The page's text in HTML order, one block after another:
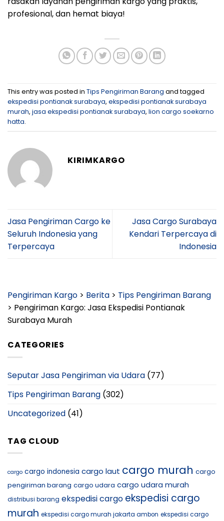
profesional, dan hemat biaya!
This entry was posted in Tips Pengiriman Barang and tagged
ekspedisi pontianak surabaya, ekspedisi pontianak surabaya
murah, jasa ekspedisi pontianak surabaya, lion cargo soekarno
hatta.
KIRIMKARGO
Jasa Pengiriman Cargo ke
Seluruh Indonesia yang
Terpercaya
Jasa Cargo Surabaya
Kendari Terpercaya di
Indonesia
Pengiriman Kargo > Berita > Tips Pengiriman Barang
> Pengiriman Kargo: Jasa Ekspedisi Pontianak
Surabaya Murah
CATEGORIES
Seputar Jasa Pengiriman via Udara (77)
Tips Pengiriman Barang (302)
Uncategorized (41)
TAG CLOUD
cargo cargo indonesia cargo laut cargo murah cargo
pengiriman barang cargo udara cargo udara murah
distribusi barang ekspedisi cargo ekspedisi cargo
murah ekspedisi cargo murah jakarta ambon ekspedisi cargo